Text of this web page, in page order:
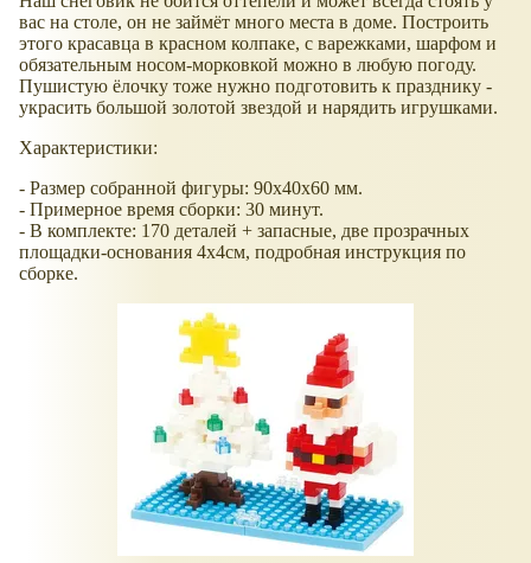
вас на столе, он не займёт много места в доме. Построить
этого красавца в красном колпаке, с варежками, шарфом и
обязательным носом-морковкой можно в любую погоду.
Пушистую ёлочку тоже нужно подготовить к празднику -
украсить большой золотой звездой и нарядить игрушками.
Характеристики:
- Размер собранной фигуры: 90х40х60 мм.
- Примерное время сборки: 30 минут.
- В комплекте: 170 деталей + запасные, две прозрачных
площадки-основания 4х4см, подробная инструкция по
сборке.